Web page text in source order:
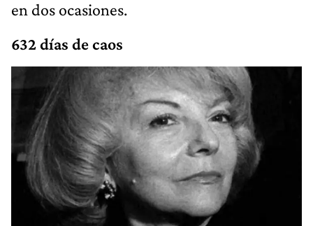
en dos ocasiones.
632 días de caos